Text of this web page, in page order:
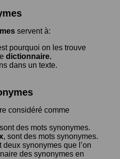
servent à:
pourquoi on les trouve
dictionnaire.
dans un texte.
considéré comme
des mots synonymes.
, sont des mots synonymes.
deux synonymes que l’on
des synonymes en